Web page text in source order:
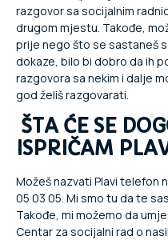
razgovor sa socijalnim
drugom mjestu. Takođe,
prije nego što se sastaneš
dokaze, bilo bi dobro da ih
razgovora sa nekim i dalje
god želiš razgovarati.
ŠTA ĆE SE
ISPRIČAM
Možeš nazvati Plavi telefon
05 03 05. Mi smo tu da te
Takođe, mi možemo da
Centar za socijalni rad o